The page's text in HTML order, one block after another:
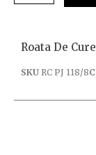
Roata De
SKU RC PJ 118/8